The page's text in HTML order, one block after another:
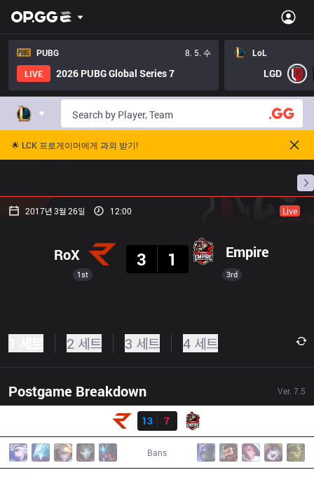
PUBG
8. 5. 수
LIVE
2026 PUBG Global Series 7
LoL
LGD
🌟 LCK 프로게이머에게 과외 받기!
프로빌
2017년 3월 26일 12:00 Live
1st
RoX
3
1 Empire
3rd
2 세트 3 세트 4 세트
Postgame Breakdown Ver. 7.5
13
7
Bans